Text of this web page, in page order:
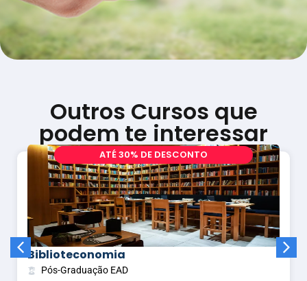
Outros Cursos que
podem te interessar
ATÉ30% DE DESCONTO
Biblioteconomia
Pós-Graduação EAD